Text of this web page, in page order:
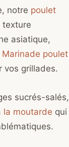
notre poulet
texture
asiatique,
Marinade poulet
vos grillades.
sucrés-salés,
la moutarde qui